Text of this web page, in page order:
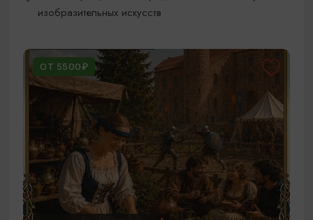
изобразительных искусств
ОТ 5500₽